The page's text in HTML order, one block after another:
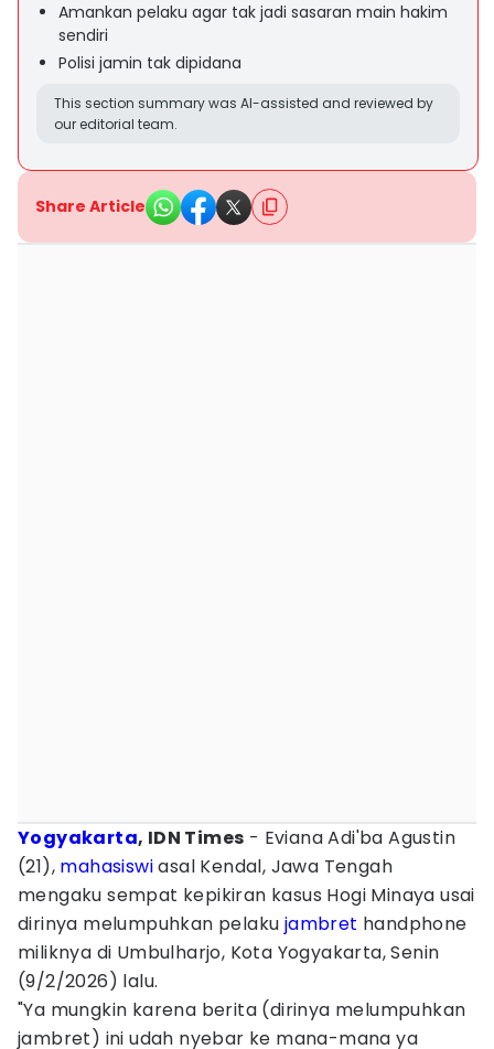
Amankan pelaku agar tak jadi sasaran main hakim
sendiri
Polisi jamin tak dipidana
This section summary was AI-assisted and reviewed by
our editorial team.
Share Article
Yogyakarta, IDN Times - Eviana Adi'ba Agustin
(21), mahasiswiasal Kendal, Jawa Tengah
mengaku sempat kepikiran kasus Hogi Minaya usai
dirinya melumpuhkan pelaku jambret handphone
miliknya di Umbulharjo, Kota Yogyakarta, Senin
(9/2/2026) lalu.
"Ya mungkin karena berita (dirinya melumpuhkan
jambret) ini udah nyebar ke mana-mana ya